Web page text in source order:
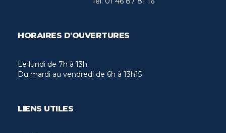
HORAIRES D'OUVERTURES
Le lundi de 7h à 13h
Du mardi au vendredi de 6h à 13h15
LIENS UTILES